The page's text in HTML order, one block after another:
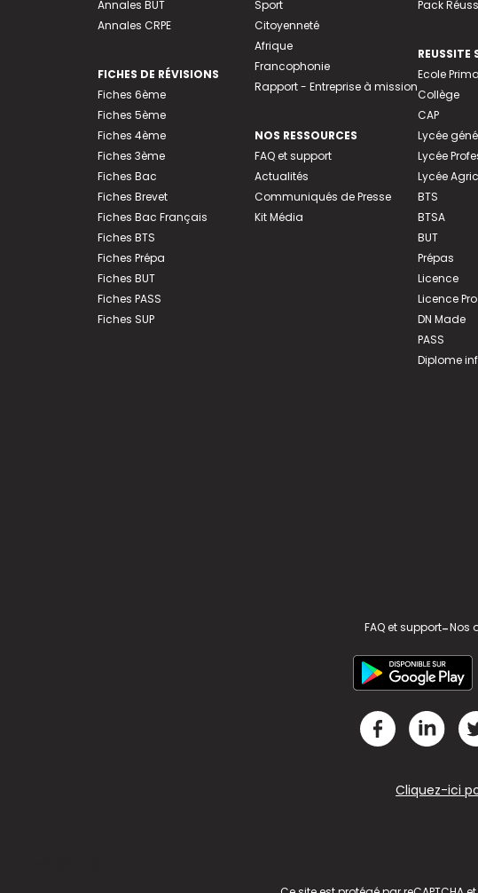
Annales BUT
Annales CRPE
FICHES DE RÉVISIONS
Fiches 6ème
Fiches 5ème
Fiches 4ème
Fiches 3ème
Fiches Bac
Fiches Brevet
Fiches Bac Français
Fiches BTS
Fiches Prépa
Fiches BUT
Fiches PASS
Fiches SUP
Sport
Citoyenneté
Afrique
Francophonie
Rapport - Entreprise à mission
NOS RESSOURCES
FAQ et support
Actualités
Communiqués de Presse
Kit Média
Pack
REUSSITE
Ecole
Collège
CAP
Lycée
Lycée
Lycée
BTS
BTSA
BUT
Prépas
Licence
Licence Pro
DN Made
PASS
Diplome
FAQ et support-Nos
Cliquez-ici